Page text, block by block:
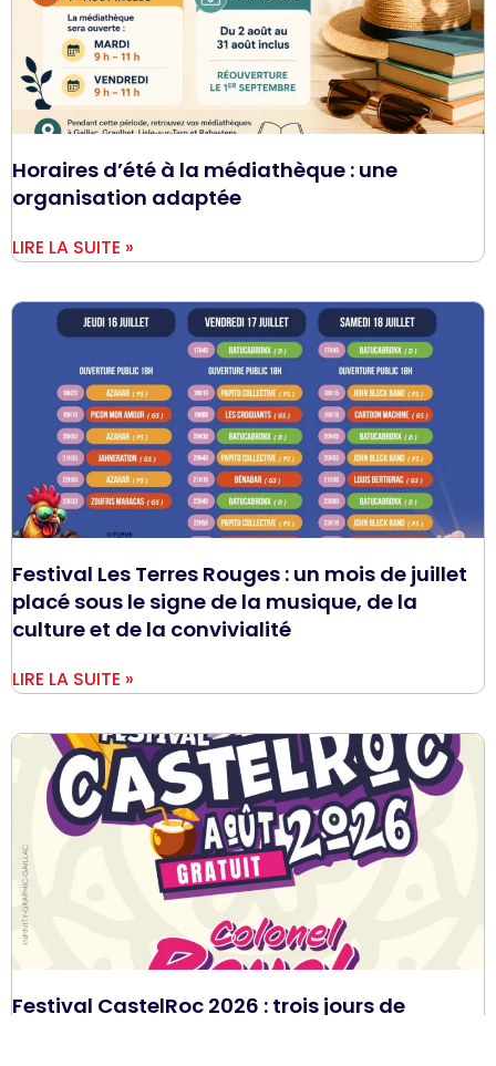
Horaires d’été à la médiathèque : une
organisation adaptée
LIRE LA SUITE »
Festival Les Terres Rouges : un mois de juillet
placé sous le signe de la musique, de la
culture et de la convivialité
LIRE LA SUITE »
Festival CastelRoc 2026 : trois jours de